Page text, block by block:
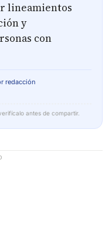
lineamientos
y
con
redacción
antes de compartir.